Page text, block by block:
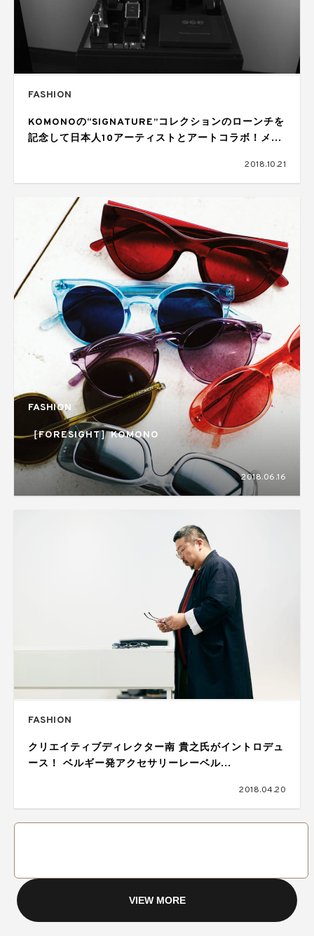
FASHION
KOMONOの“SIGNATURE”コレクションのローンチを
記念して日本人10アーティストとアートコラボ！メモ
2018.10.21
FASHION
［FORESIGHT］KOMONO
2018.06.16
FASHION
クリエイティブディレクター南 貴之氏がイントロデュ
ース！ ベルギー発アクセサリーレーベル
2018.04.20
VIEW MORE